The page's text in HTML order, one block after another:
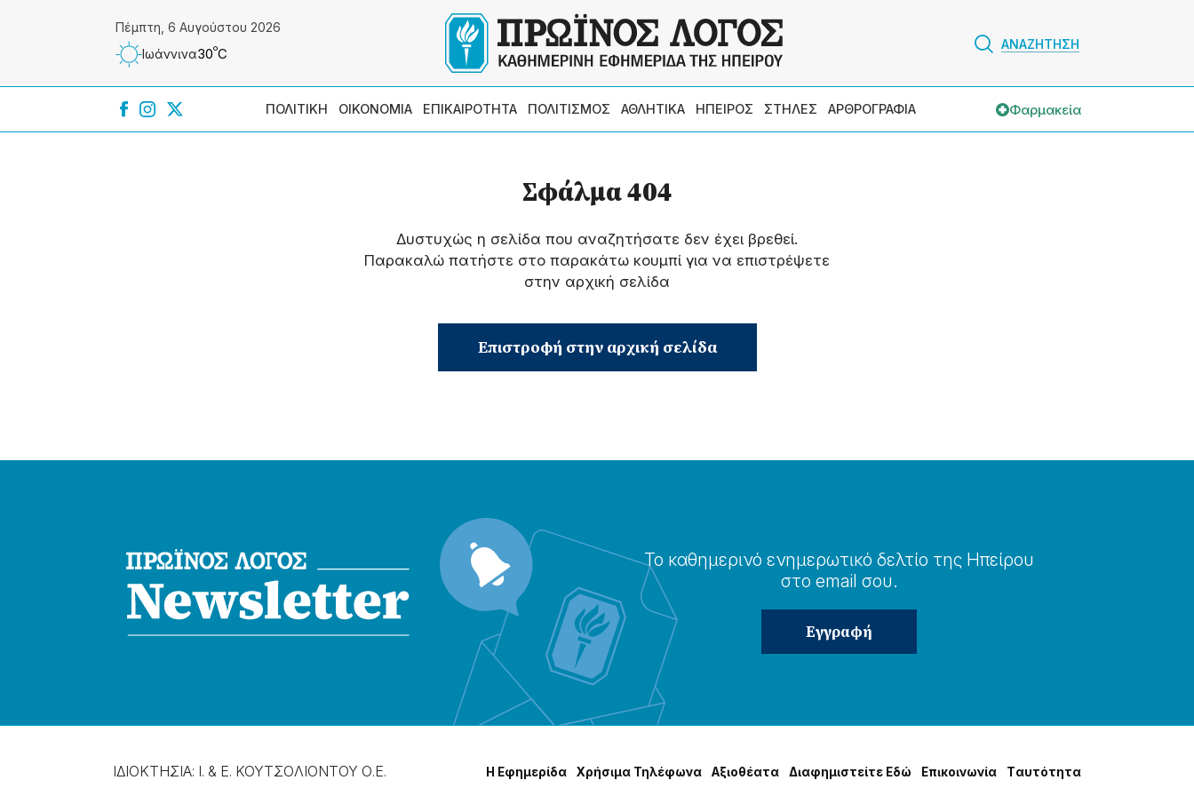
Πέμπτη, 6 Αυγούστου 2026
Ιωάννɩνα30ºC
ΑΝΑΖΗΤΗΣΗ
ΠΟΛΙΤΙΚΗ ΟΙΚΟΝΟΜΙΑ ΕΠΙΚΑΙΡΟΤΗΤΑ ΠΟΛΙΤΙΣΜΟΣ ΑΘΛΗΤΙΚΑ ΗΠΕΙΡΟΣ ΣΤΗΛΕΣ ΑΡΘΡΟΓΡΑΦΙΑ Φαρμακεία
Σφάλμα 404
Δυστυχώς η σελίδα που αναζητήσατε δεν έχει βρεθεί.
Παρακαλώ πατήστε στο παρακάτω κουμπί για να επιστρέψετε
στην αρχική σελίδα
Επιστροφή στην αρχική σελίδα
Το καθημερɩνό ενημερωτɩκό δελτίο της Ηπείρου
στο email σου.
ΙΔΙΟΚΤΗΣΙΑ: Ι. & Ε. ΚΟΥΤΣΟΛΙΟΝΤΟΥ Ο.Ε. Η Εφημερίδα Χρήσɩμα Τηλέφωνα Αξɩοθέατα Δɩαφημɩστείτε Εδώ Επɩκοɩνωνία Tαυτότητα